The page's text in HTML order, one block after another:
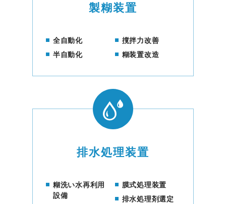
製糊装置
全自動化
半自動化
撹拌力改善
糊装置改造
排水処理装置
糊洗い水再利用
設備
膜式処理装置
排水処理剤選定